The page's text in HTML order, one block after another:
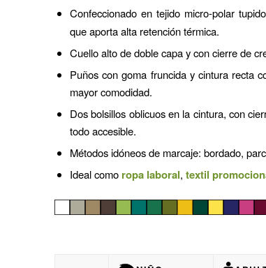
Confeccionado en tejido micro-polar
que aporta alta retención térmica.
Cuello alto de doble capa y con cierre de
Puños con goma fruncida y cintura recta
mayor comodidad.
Dos bolsillos oblicuos en la cintura, con
todo accesible.
Métodos idóneos de marcaje: bordado,
Ideal como ropa laboral, textil